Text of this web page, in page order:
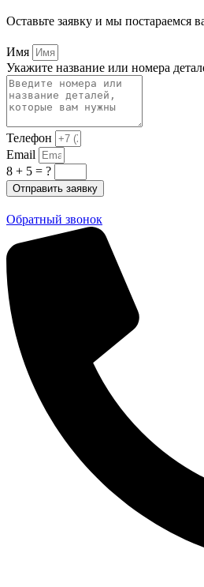
Оставьте заявку и мы постараемся
Имя
Укажите название или номера
Телефон
Email
8 + 5 = ?
Отправить заявку
Обратный звонок